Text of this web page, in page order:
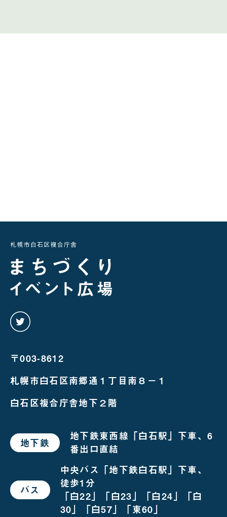
〒003-8612
札幌市白石区南郷通１丁目南８－１
白石区複合庁舎地下２階
地下鉄 で
お
場
合
地下鉄東西線「白石駅」下車、6
番出口直結
バス で
お
中央バス「地下鉄白石駅」下車、
徒歩1分
「白22」「白23」「白24」「白
30」「白57」「東60」